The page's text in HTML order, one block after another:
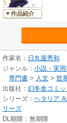
作品紹介
作家名： 日丸屋秀和
ジャンル： 小説・実
専門書 > 人文 > 世
出版社： 幻冬舎コミッ
シリーズ： ヘタリア
リーズ
DL期限：無期限